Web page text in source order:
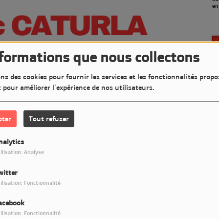
que nous collectons
des cookies pour fournir les services et les fonctionnalités
pour améliorer l'expérience de nos utilisateurs.
Tout refuser
Analyse
Fonctionnalité
Fonctionnalité
très Jazzy sur LM7 Radio